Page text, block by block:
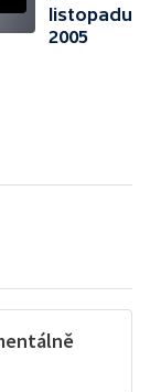
listopadu
2005